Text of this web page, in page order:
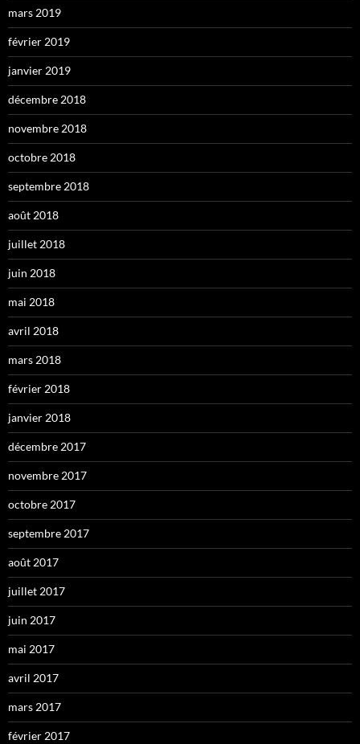
mars 2019
février 2019
janvier 2019
décembre 2018
novembre 2018
octobre 2018
septembre 2018
août 2018
juillet 2018
juin 2018
mai 2018
avril 2018
mars 2018
février 2018
janvier 2018
décembre 2017
novembre 2017
octobre 2017
septembre 2017
août 2017
juillet 2017
juin 2017
mai 2017
avril 2017
mars 2017
février 2017